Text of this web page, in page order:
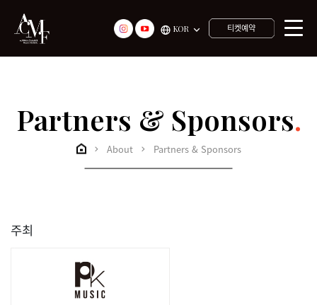
KOR 티켓예약
Partners & Sponsors.
About Partners & Sponsors
주최